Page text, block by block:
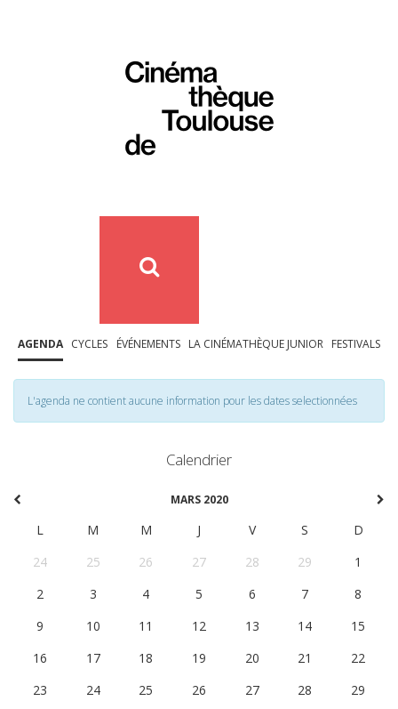
AGENDA CYCLES ÉVÉNEMENTS LA CINÉMATHÈQUE JUNIOR FESTIVALS
L'agenda ne contient aucune information pour les dates selectionnées
Calendrier
MARS 2020
L M M J V S
D
24
25 26 27 28 29
1
2
3 4 5 6 7
8
9
10 11 12 13 14
15
16
17 18 19 20 21
22
23
24 25 26 27 28
29